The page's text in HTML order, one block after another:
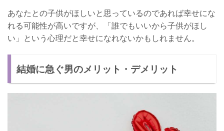
あなたとの子供がほしいと思っているのであれば幸せにな
れる可能性が高いですが、「誰でもいいから子供がほし
い」という心理だと幸せになれないかもしれません。
結婚に急ぐ男のメリット・デメリット